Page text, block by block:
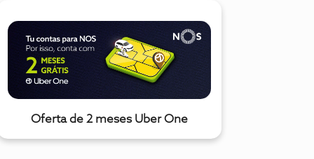
Oferta de 2 meses Uber One